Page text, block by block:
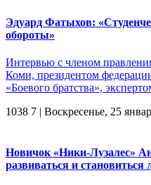
Эдуард Фатыхов:
обороты»
Интервью с членом
Коми, президентом
«Боевого братства»,
1038 7 | Воскресенье, 25
Новичок «Ники-Лузалес»
развиваться и